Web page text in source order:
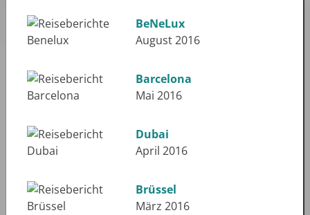
BeNeLux
August 2016
Barcelona
Mai 2016
Dubai
April 2016
Brüssel
März 2016